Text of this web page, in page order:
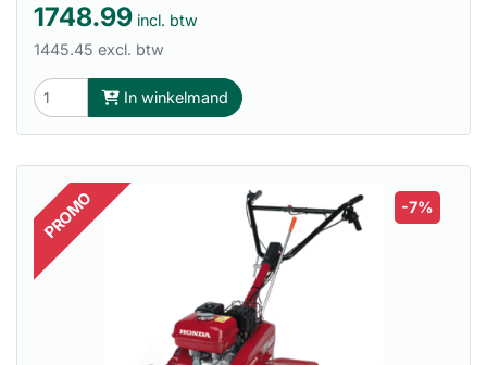
1748.99 incl. btw
1445.45 excl. btw
In winkelmand
PROMO -7%